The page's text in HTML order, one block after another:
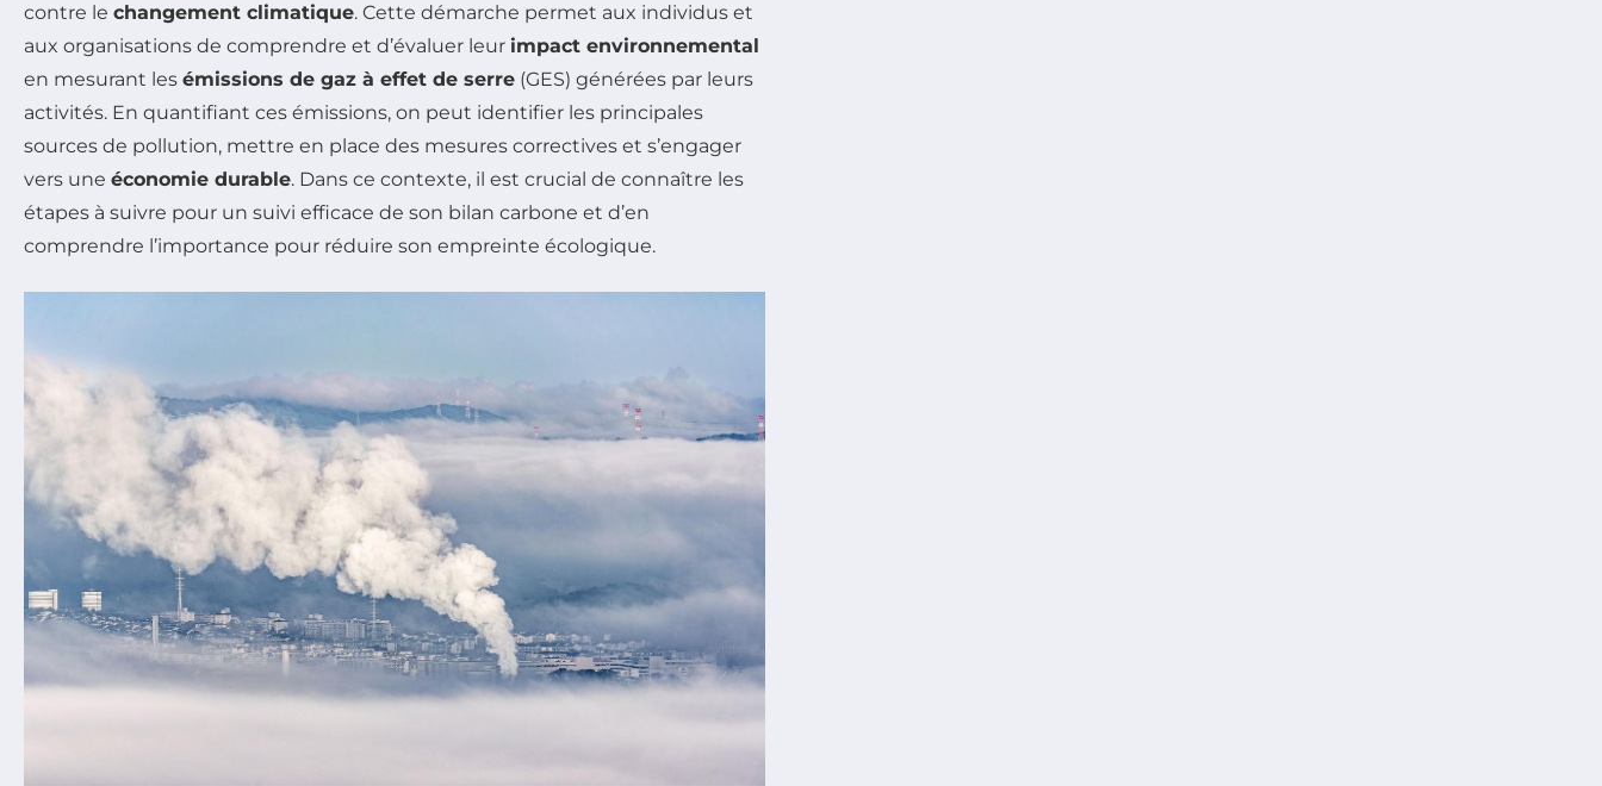
contre le changement climatique. Cette démarche permet aux individus et
aux organisations de comprendre et d’évaluer leur impact environnemental
en mesurant les émissions de gaz à effet de serre (GES) générées par leurs
activités. En quantifiant ces émissions, on peut identifier les principales
sources de pollution, mettre en place des mesures correctives et s’engager
vers une économie durable. Dans ce contexte, il est crucial de connaître les
étapes à suivre pour un suivi efficace de son bilan carbone et d’en
comprendre l’importance pour réduire son empreinte écologique.